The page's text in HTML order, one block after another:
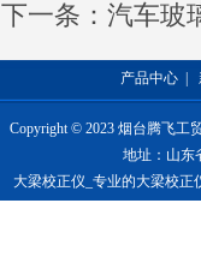
下一条： 汽车玻
产品中心
Copyright © 2023 烟台腾飞工
地址：山东
大梁校正仪_专业的大梁校